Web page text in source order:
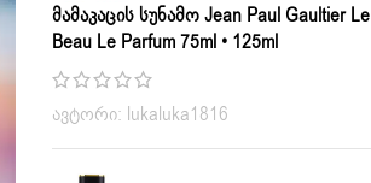
Მამაკაცის Სუნამო Jean Paul Gaultier Le
Beau Le Parfum 75ml • 125ml
ავტორი: lukaluka1816